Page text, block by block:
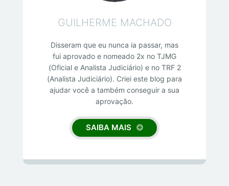
GUILHERME MACHADO
Disseram que eu nunca ia passar, mas
fui aprovado e nomeado 2x no TJMG
(Oficial e Analista Judiciário) e no TRF 2
(Analista Judiciário). Criei este blog para
ajudar você a também conseguir a sua
aprovação.
SAIBA MAIS